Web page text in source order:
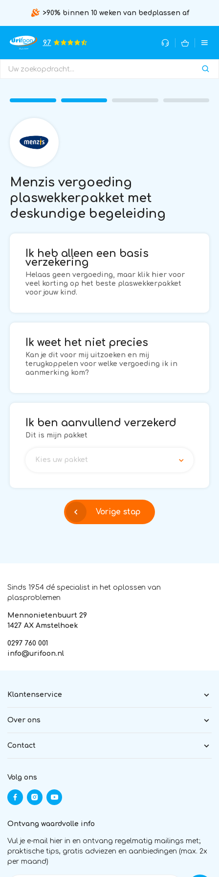
>90% binnen 10 weken van bedplassen af
9.7
Menzis vergoeding
plaswekkerpakket met
deskundige begeleiding
Ik heb alleen een basis
verzekering
Helaas geen vergoeding, maar klik hier voor
veel korting op het beste plaswekkerpakket
voor jouw kind.
Ik weet het niet precies
Kan je dit voor mij uitzoeken en mij
terugkoppelen voor welke vergoeding ik in
aanmerking kom?
Ik ben aanvullend verzekerd
Dit is mijn pakket
Kies uw pakket
Vorige stap
Sinds 1954 dé specialist in het oplossen van
plasproblemen
Mennonietenbuurt 29
1427 AX Amstelhoek
0297 760 001
info@urifoon.nl
Klantenservice
Over ons
Contact
Volg ons
Ontvang waardvolle info
Vul je e-mail hier in en ontvang regelmatig mailings met;
praktische tips, gratis adviezen en aanbiedingen (max. 2x
per maand)